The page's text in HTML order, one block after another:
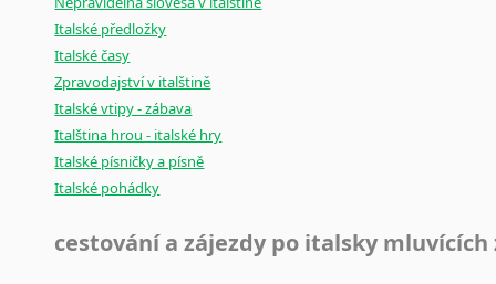
Italské předložky
Italské časy
Zpravodajství v italštině
Italské vtipy - zábava
Italština hrou - italské hry
Italské písničky a písně
Italské pohádky
cestování a zájezdy po italsky mluvících